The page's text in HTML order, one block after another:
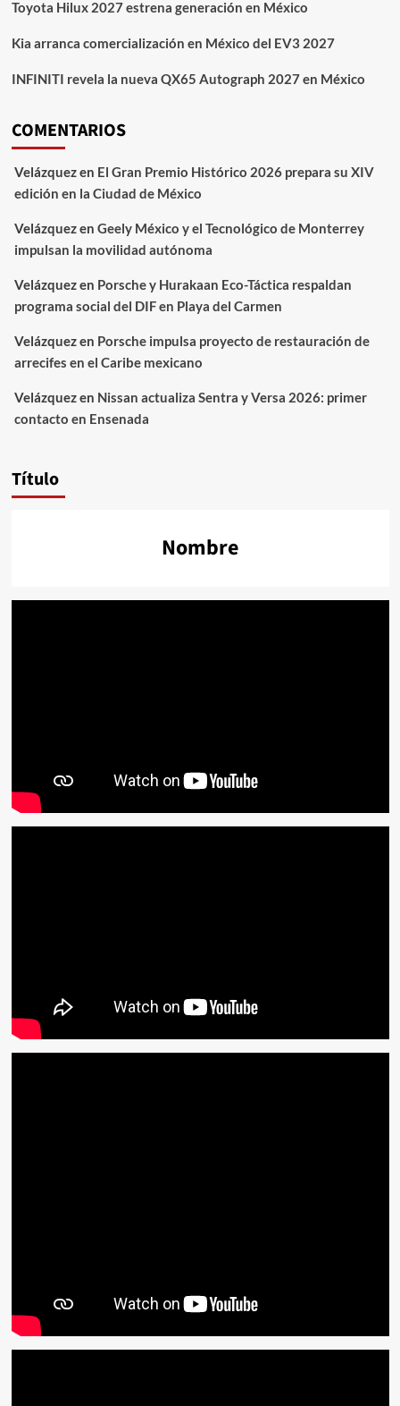
Toyota Hilux 2027 estrena generación en México
Kia arranca comercialización en México del EV3 2027
INFINITI revela la nueva QX65 Autograph 2027 en México
COMENTARIOS
Velázquezen El Gran Premio Histórico 2026 prepara su XIV
edición en la Ciudad de México
Velázquezen Geely México y el Tecnológico de Monterrey
impulsan la movilidad autónoma
Velázquezen Porsche y Hurakaan Eco-Táctica respaldan
programa social del DIF en Playa del Carmen
Velázquezen Porsche impulsa proyecto de restauración de
arrecifes en el Caribe mexicano
Velázquezen Nissan actualiza Sentra y Versa 2026: primer
contacto en Ensenada
Título
Nombre